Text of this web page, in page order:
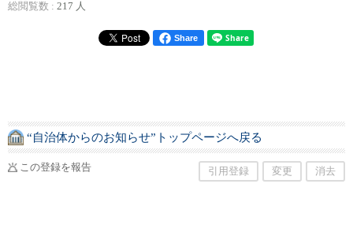
総閲覧数 : 217 人
Share
“自治体からのお知らせ”トップページへ戻る
この登録を報告 引用登録 変更 消去